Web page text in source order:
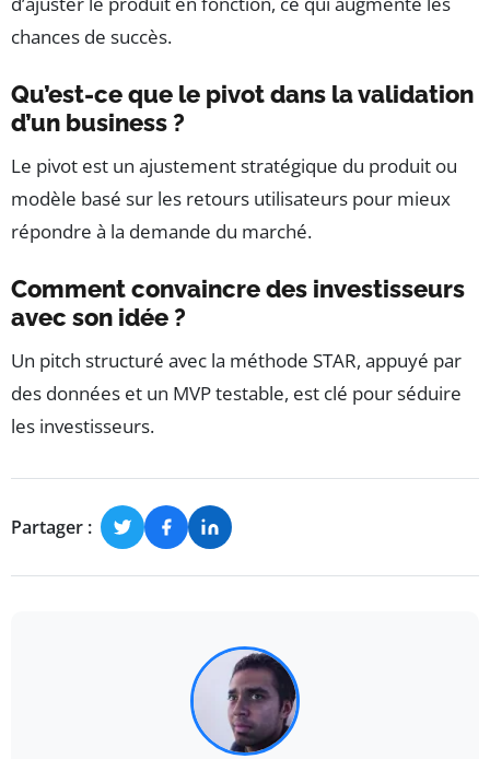
chances de succès.
Qu’est-ce que le pivot dans la validation
d’un business ?
Le pivot est un ajustement stratégique du produit ou
modèle basé sur les retours utilisateurs pour mieux
répondre à la demande du marché.
Comment convaincre des investisseurs
avec son idée ?
Un pitch structuré avec la méthode STAR, appuyé par
des données et un MVP testable, est clé pour séduire
les investisseurs.
Partager :